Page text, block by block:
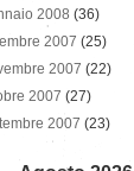
2008 (36)
2007 (25)
2007 (22)
2007 (27)
2007 (23)